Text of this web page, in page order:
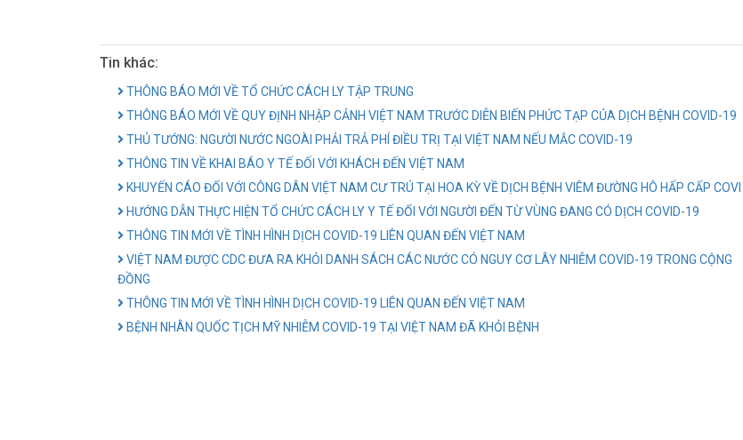
Tin khác:
THÔNG BÁO MỚI VỀ TỔ CHỨC CÁCH LY TẬP TRUNG
THÔNG BÁO MỚI VỀ QUY ĐỊNH NHẬP CẢNH VIỆT NAM TRƯỚC DIỄN BIẾN PHỨC TẠP CỦA DỊCH BỆNH COVID-19
THỦ TƯỚNG: NGƯỜI NƯỚC NGOÀI PHẢI TRẢ PHÍ ĐIỀU TRỊ TẠI VIỆT NAM NẾU MẮC COVID-19
THÔNG TIN VỀ KHAI BÁO Y TẾ ĐỐI VỚI KHÁCH ĐẾN VIỆT NAM
KHUYẾN CÁO ĐỐI VỚI CÔNG DÂN VIỆT NAM CƯ TRÚ TẠI HOA KỲ VỀ DỊCH BỆNH VIÊM ĐƯỜNG HÔ HẤP CẤP COVI
HƯỚNG DẪN THỰC HIỆN TỔ CHỨC CÁCH LY Y TẾ ĐỐI VỚI NGƯỜI ĐẾN TỪ VÙNG ĐANG CÓ DỊCH COVID-19
THÔNG TIN MỚI VỀ TÌNH HÌNH DỊCH COVID-19 LIÊN QUAN ĐẾN VIỆT NAM
VIỆT NAM ĐƯỢC CDC ĐƯA RA KHỎI DANH SÁCH CÁC NƯỚC CÓ NGUY CƠ LÂY NHIỄM COVID-19 TRONG CỘNG
ĐỒNG
THÔNG TIN MỚI VỀ TÌNH HÌNH DỊCH COVID-19 LIÊN QUAN ĐẾN VIỆT NAM
BỆNH NHÂN QUỐC TỊCH MỸ NHIỄM COVID-19 TẠI VIỆT NAM ĐÃ KHỎI BỆNH